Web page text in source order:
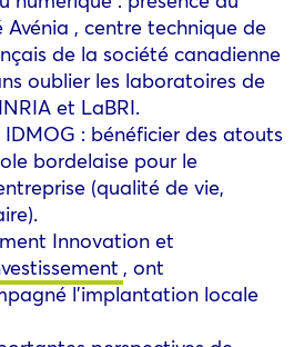
, centre technique de
de la société canadienne
oublier les laboratoires de
et LaBRI.
: bénéficier des atouts
bordelaise pour le
(qualité de vie,
Innovation et
, ont
l’implantation locale